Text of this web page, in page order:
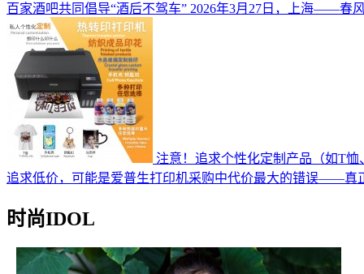
百家酒吧共同倡导“酒后不驾车” 2026年3月27日，上海——春
注意！追求个性化定制产品（如T
追求低价，可能是爱普生打印机采购中代价最大的错误——真
时尚IDOL